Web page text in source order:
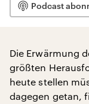
Podcast
Die Erwärmung
größten
heute stellen
dagegen getan,